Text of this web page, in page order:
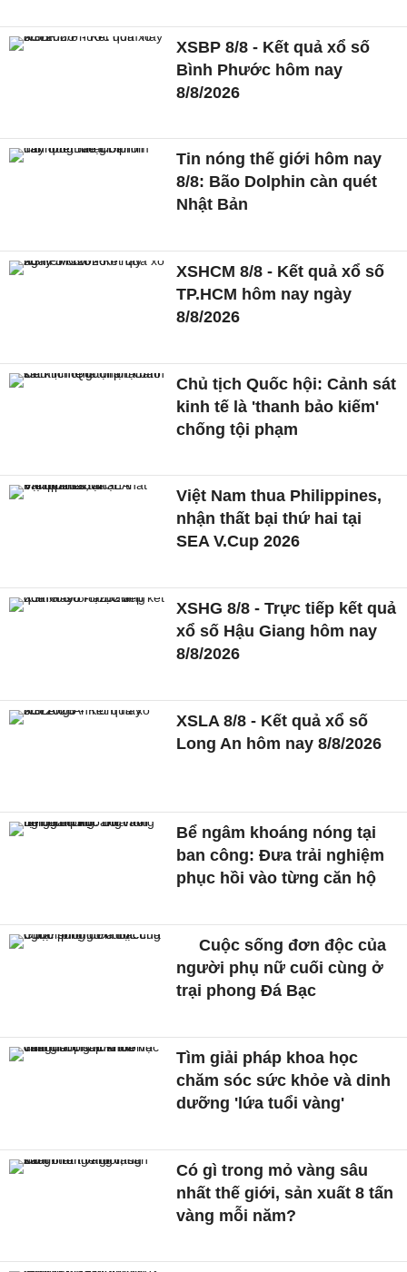
XSBP 8/8 - Kết quả xổ số
Bình Phước hôm nay
8/8/2026
Tin nóng thế giới hôm nay
8/8: Bão Dolphin càn quét
Nhật Bản
XSHCM 8/8 - Kết quả xổ số
TP.HCM hôm nay ngày
8/8/2026
Chủ tịch Quốc hội: Cảnh sát
kinh tế là 'thanh bảo kiếm'
chống tội phạm
Việt Nam thua Philippines,
nhận thất bại thứ hai tại
SEA V.Cup 2026
XSHG 8/8 - Trực tiếp kết quả
xổ số Hậu Giang hôm nay
8/8/2026
XSLA 8/8 - Kết quả xổ số
Long An hôm nay 8/8/2026
Bể ngâm khoáng nóng tại
ban công: Đưa trải nghiệm
phục hồi vào từng căn hộ
Cuộc sống đơn độc của
người phụ nữ cuối cùng ở
trại phong Đá Bạc
Tìm giải pháp khoa học
chăm sóc sức khỏe và dinh
dưỡng 'lứa tuổi vàng'
Có gì trong mỏ vàng sâu
nhất thế giới, sản xuất 8 tấn
vàng mỗi năm?